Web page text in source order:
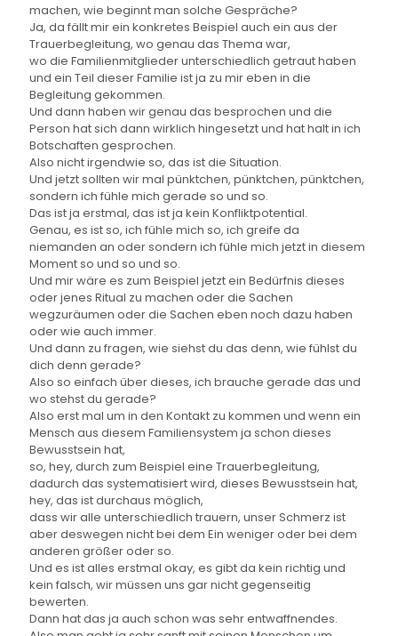
machen, wie beginnt man solche Gespräche?
Ja, da fällt mir ein konkretes Beispiel auch ein aus der
Trauerbegleitung, wo genau das Thema war,
wo die Familienmitglieder unterschiedlich getraut haben
und ein Teil dieser Familie ist ja zu mir eben in die
Begleitung gekommen.
Und dann haben wir genau das besprochen und die
Person hat sich dann wirklich hingesetzt und hat halt in ich
Botschaften gesprochen.
Also nicht irgendwie so, das ist die Situation.
Und jetzt sollten wir mal pünktchen, pünktchen, pünktchen,
sondern ich fühle mich gerade so und so.
Das ist ja erstmal, das ist ja kein Konfliktpotential.
Genau, es ist so, ich fühle mich so, ich greife da
niemanden an oder sondern ich fühle mich jetzt in diesem
Moment so und so und so.
Und mir wäre es zum Beispiel jetzt ein Bedürfnis dieses
oder jenes Ritual zu machen oder die Sachen
wegzuräumen oder die Sachen eben noch dazu haben
oder wie auch immer.
Und dann zu fragen, wie siehst du das denn, wie fühlst du
dich denn gerade?
Also so einfach über dieses, ich brauche gerade das und
wo stehst du gerade?
Also erst mal um in den Kontakt zu kommen und wenn ein
Mensch aus diesem Familiensystem ja schon dieses
Bewusstsein hat,
so, hey, durch zum Beispiel eine Trauerbegleitung,
dadurch das systematisiert wird, dieses Bewusstsein hat,
hey, das ist durchaus möglich,
dass wir alle unterschiedlich trauern, unser Schmerz ist
aber deswegen nicht bei dem Ein weniger oder bei dem
anderen größer oder so.
Und es ist alles erstmal okay, es gibt da kein richtig und
kein falsch, wir müssen uns gar nicht gegenseitig
bewerten.
Dann hat das ja auch schon was sehr entwaffnendes.